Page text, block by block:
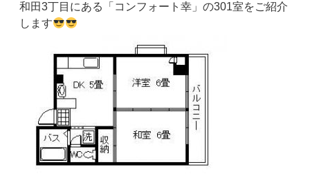
和田3丁目にある「コンフォート幸」の301室をご紹介
します